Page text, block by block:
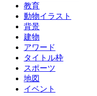
教育
動物イラスト
背景
建物
アワード
タイトル枠
スポーツ
地図
イベント